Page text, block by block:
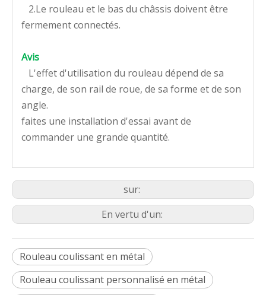
2.Le rouleau et le bas du châssis doivent être
fermement connectés.
Avis
L'effet d'utilisation du rouleau dépend de sa
charge, de son rail de roue, de sa forme et de son
angle.
faites une installation d'essai avant de
commander une grande quantité.
sur:
En vertu d'un:
Rouleau coulissant en métal
Rouleau coulissant personnalisé en métal